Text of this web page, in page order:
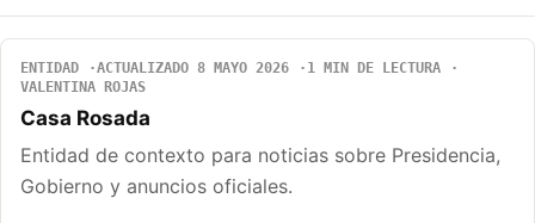
ENTIDAD ACTUALIZADO 8 MAYO 2026
1 MIN DE LECTURA
VALENTINA ROJAS
Casa Rosada
Entidad de contexto para noticias sobre Presidencia,
Gobierno y anuncios oficiales.